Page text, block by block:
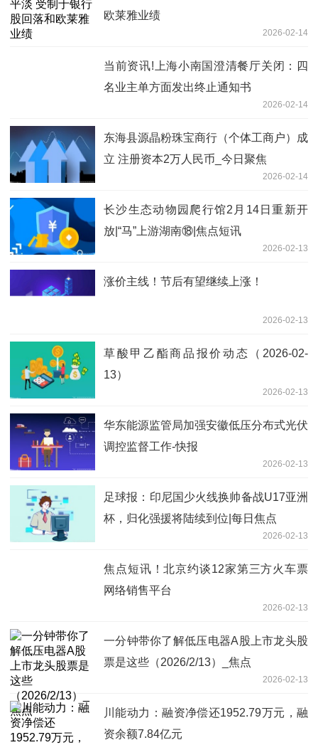
欧莱雅业绩
2026-02-14
当前资讯!上海小南国澄清餐厅关闭：四
名业主单方面发出终止通知书
2026-02-14
东海县源晶粉珠宝商行（个体工商户）成
立 注册资本2万人民币_今日聚焦
2026-02-14
长沙生态动物园爬行馆2月14日重新开
放|“马”上游湖南⑱|焦点短讯
2026-02-13
涨价主线！节后有望继续上涨！
2026-02-13
草酸甲乙酯商品报价动态（2026-02-
13）
2026-02-13
华东能源监管局加强安徽低压分布式光伏
调控监督工作-快报
2026-02-13
足球报：印尼国少火线换帅备战U17亚洲
杯，归化强援将陆续到位|每日焦点
2026-02-13
焦点短讯！北京约谈12家第三方火车票
网络销售平台
2026-02-13
一分钟带你了解低压电器A股上市龙头股
票是这些（2026/2/13）_焦点
2026-02-13
川能动力：融资净偿还1952.79万元，融
资余额7.84亿元